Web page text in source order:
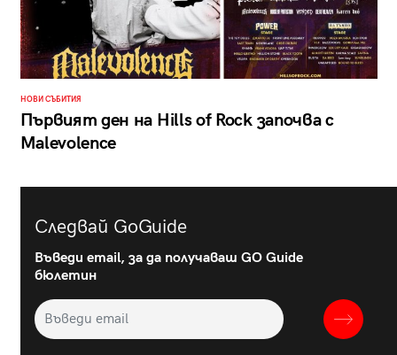
НОВИ СЪБИТИЯ
Първият ден на Hills of Rock започва с
Malevolence
Следвай GoGuide
Въведи email, за да получаваш GO Guide
бюлетин